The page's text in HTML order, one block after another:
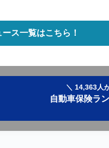
ス一覧はこちら！
＼ 14,363人
自動車保険ラ